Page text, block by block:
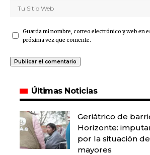
Guarda mi nombre, correo electrónico y web en
próxima vez que comente.
Últimas Noticias
Geriátrico de
Horizonte:
por la situación
mayores